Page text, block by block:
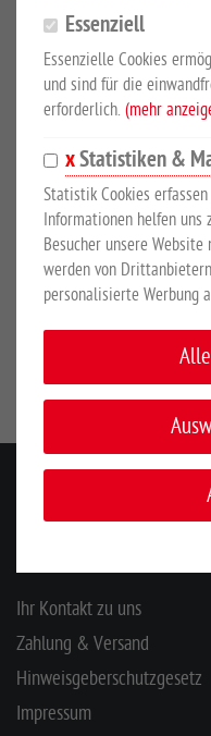
Stabiles Koppelzauntor
pulverbeschichtet in weiss
Augenschrauben und
aussen geöffnet werden.
pulverbeschichtet.
33397, Rietberg,
Ihr Kontakt zu uns
Zahlung & Versand
Hinweisgeberschutzgesetz
Impressum
Essenziell
Essenzielle Cookies
und sind für die
erforderlich. (mehr
Statistiken &
Statistik Cookies
Informationen helfen uns
Besucher unsere
werden von
personalisierte Werbung